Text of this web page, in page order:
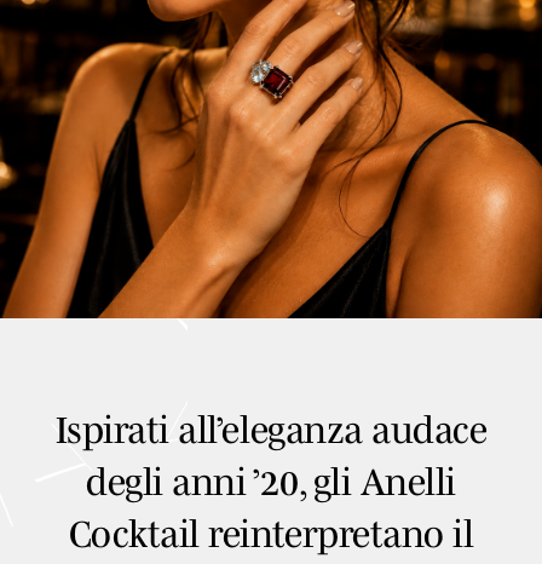
Ispirati all’eleganza audace
degli anni ’20, gli Anelli
Cocktail reinterpretano il